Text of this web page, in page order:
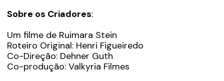
Sobre os Criadores:
Um filme de Ruimara Stein
Roteiro Original: Henri Figueiredo
Co-Direção: Dehner Guth
Co-produção: Valkyria Filmes